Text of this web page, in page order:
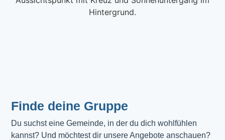
Finde deine Gruppe
Du suchst eine Gemeinde, in der du dich wohlfühlen
kannst? Und möchtest dir unsere Angebote anschauen?